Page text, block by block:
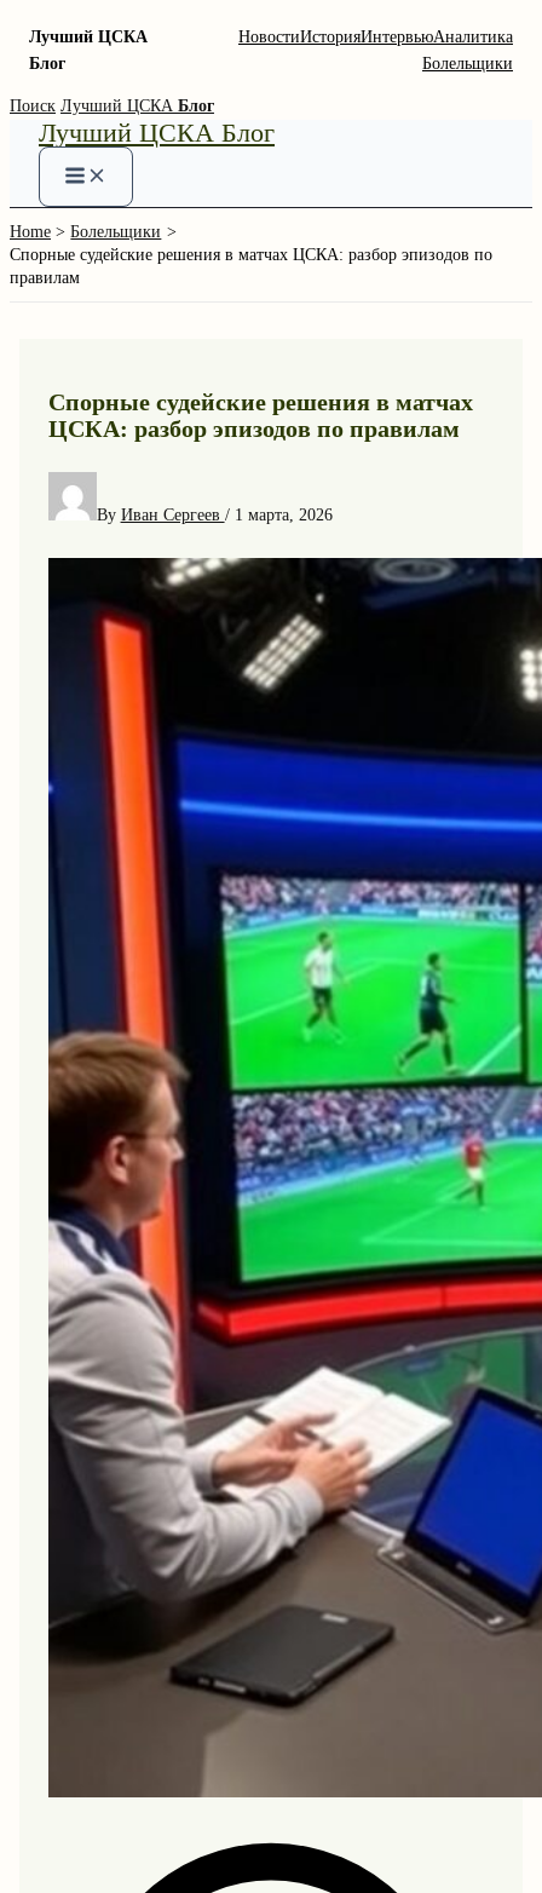
Лучший ЦСКА
Блог
НовостиИсторияИнтервьюАналитика
Болельщики
Skip
content
Поиск Лучший ЦСКА Блог
Лучший ЦСКА Блог
Home
Болельщики
Спорные судейские решения в матчах ЦСКА: разбор эпизодов по
правилам
Спорные судейские решения в матчах
ЦСКА: разбор эпизодов по правилам
By Иван Сергеев / 1 марта, 2026